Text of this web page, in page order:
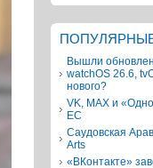
Вышли
watchOS 26.6,
нового?
VK, MAX и
ЕС
Саудовская
Arts
«ВКонтакте»